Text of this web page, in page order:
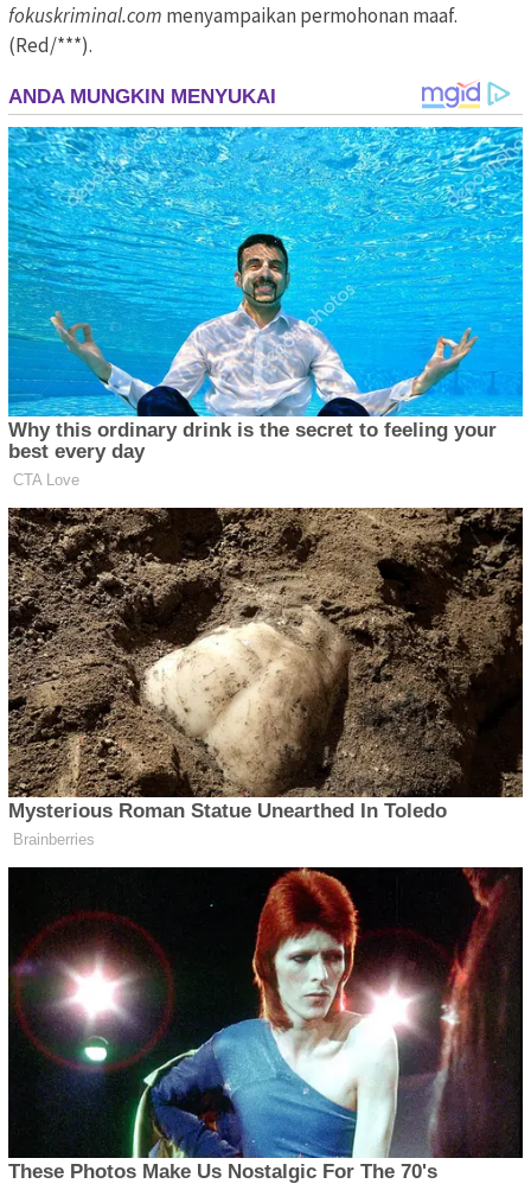
fokuskriminal.com menyampaikan permohonan maaf.
(Red/***).